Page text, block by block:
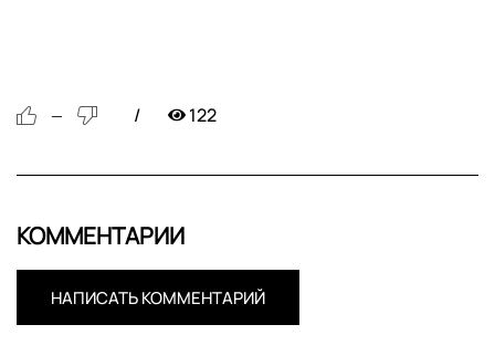
— 122
КОММЕНТАРИИ
НАПИСАТЬ КОММЕНТАРИЙ